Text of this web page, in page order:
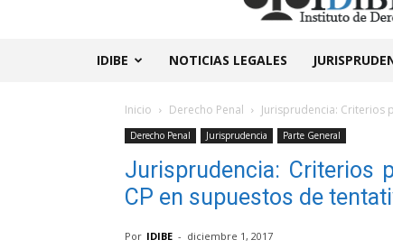
IDIBE NOTICIAS LEGALES
Inicio Derecho Penal Jurisprudencia: Criterios
Derecho Penal Jurisprudencia Parte General
Jurisprudencia: Criterios
CP en supuestos de
Por IDIBE - diciembre 1, 2017